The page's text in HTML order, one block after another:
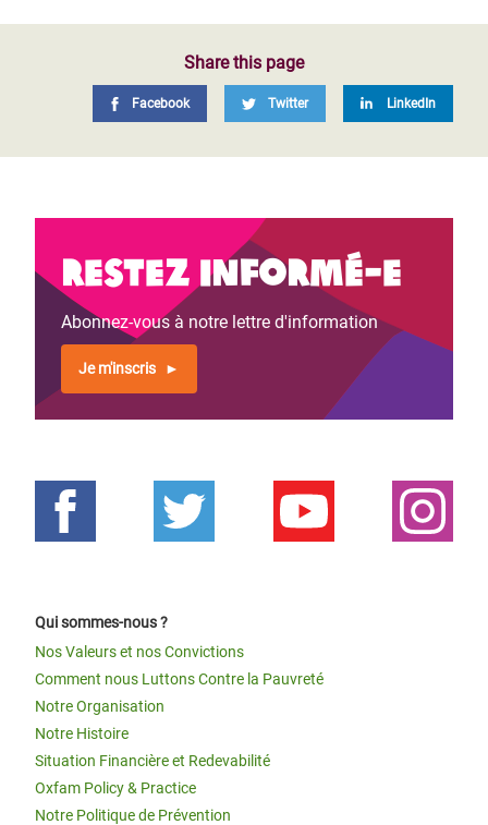
Share this page
Facebook Twitter LinkedIn
Restez informé-e
Abonnez-vous à notre lettre d'information
Je m'inscris
Qui sommes-nous ?
Nos Valeurs et nos Convictions
Comment nous Luttons Contre la Pauvreté
Notre Organisation
Notre Histoire
Situation Financière et Redevabilité
Oxfam Policy & Practice
Notre Politique de Prévention